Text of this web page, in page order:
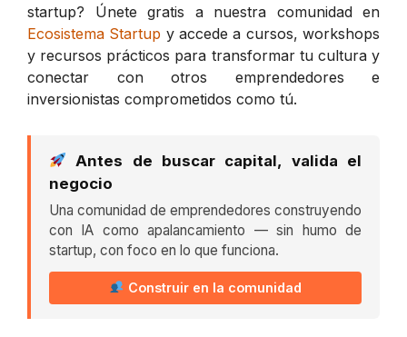
startup? Únete gratis a nuestra comunidad en
Ecosistema Startup y accede a cursos, workshops
y recursos prácticos para transformar tu cultura y
conectar con otros emprendedores e
inversionistas comprometidos como tú.
Antes de buscar capital, valida el
negocio
Una comunidad de emprendedores construyendo
con IA como apalancamiento — sin humo de
startup, con foco en lo que funciona.
Construir en la comunidad